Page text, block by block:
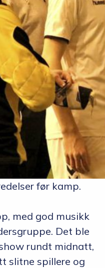
før kamp.
med god musikk
Det ble
rundt midnatt,
slitne spillere og